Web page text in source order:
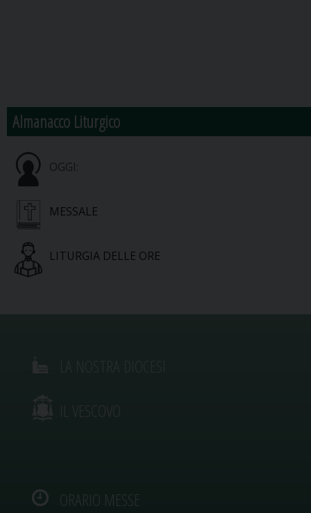
Almanacco Liturgico
OGGI:
MESSALE
LITURGIA DELLE ORE
IL VESCOVO
ORARIO MESSE